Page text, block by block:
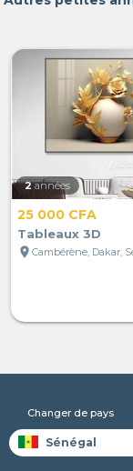
2 années
25 000 CFA
Tableaux 3D
location_on
Changer de pays